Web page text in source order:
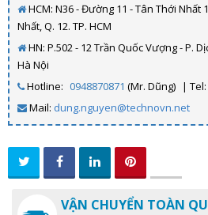
HCM: N36 - Đường 11 - Tân Thới Nhất
Nhất, Q. 12. TP. HCM
HN: P.502 - 12 Trần Quốc Vượng - P.
Hà Nội
Hotline: 0948870871 (Mr. Dũng) | Tel:
Mail: dung.nguyen@technovn.net
VẬN CHUYỂN TOÀN